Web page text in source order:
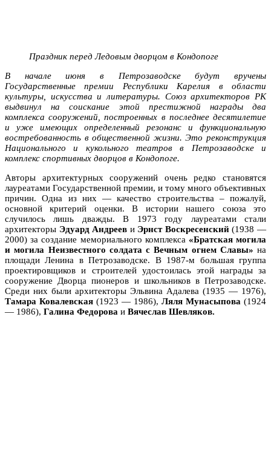
Праздник перед Ледовым дворцом в Кондопоге
В начале июня в Петрозаводске будут вручены
Государственные премии Республики Карелия в области
культуры, искусства и литературы. Союз архитекторов РК
выдвинул на соискание этой престижной награды два
комплекса сооружений, построенных в последнее десятилетие
и уже имеющих определенный резонанс и функциональную
востребованность в общественной жизни. Это реконструкция
Национального и кукольного театров в Петрозаводске и
комплекс спортивных дворцов в Кондопоге.
Авторы архитектурных сооружений очень редко становятся
лауреатами Государственной премии, и тому много объективных
причин. Одна из них — качество строительства – пожалуй,
основной критерий оценки. В истории нашего союза это
случилось лишь дважды. В 1973 году лауреатами стали
архитекторы Эдуард Андреев и Эрнст Воскресенский(1938 —
2000) за создание мемориального комплекса «Братская могила
и могила Неизвестного солдата с Вечным огнем Славы» на
площади Ленина в Петрозаводске. В 1987-м большая группа
проектировщиков и строителей удостоилась этой награды за
сооружение Дворца пионеров и школьников в Петрозаводске.
Среди них были архитекторы Эльвина Адалева (1935 — 1976),
Тамара Ковалевская (1923 — 1986), Ляля Мунасыпова (1924
— 1986), Галина Федорова и Вячеслав Шевляков.